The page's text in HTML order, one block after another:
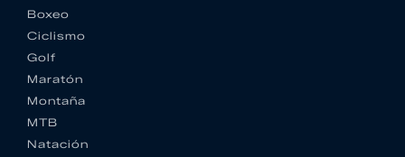
Boxeo
Ciclismo
Golf
Maratón
Montaña
MTB
Natación